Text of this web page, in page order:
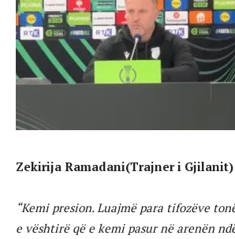
Zekirija Ramadani(Trajner i
“Kemi presion. Luajmë para tifozëve
e vështirë që e kemi pasur në arenën